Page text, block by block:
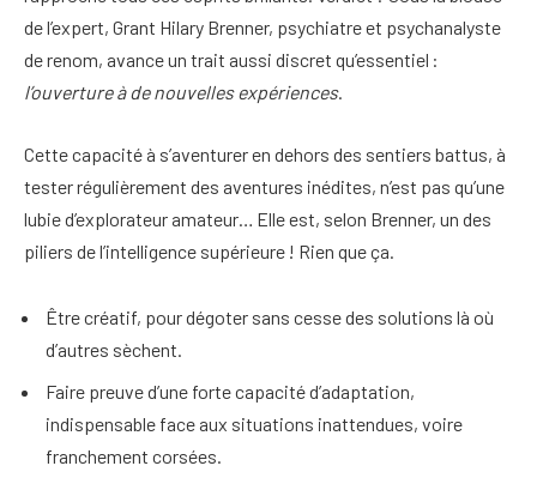
de l’expert, Grant Hilary Brenner, psychiatre et psychanalyste
de renom, avance un trait aussi discret qu’essentiel :
l’ouverture à de nouvelles expériences.
Cette capacité à s’aventurer en dehors des sentiers battus, à
tester régulièrement des aventures inédites, n’est pas qu’une
lubie d’explorateur amateur… Elle est, selon Brenner, un des
piliers de l’intelligence supérieure ! Rien que ça.
Être créatif, pour dégoter sans cesse des solutions là où
d’autres sèchent.
Faire preuve d’une forte capacité d’adaptation,
indispensable face aux situations inattendues, voire
franchement corsées.